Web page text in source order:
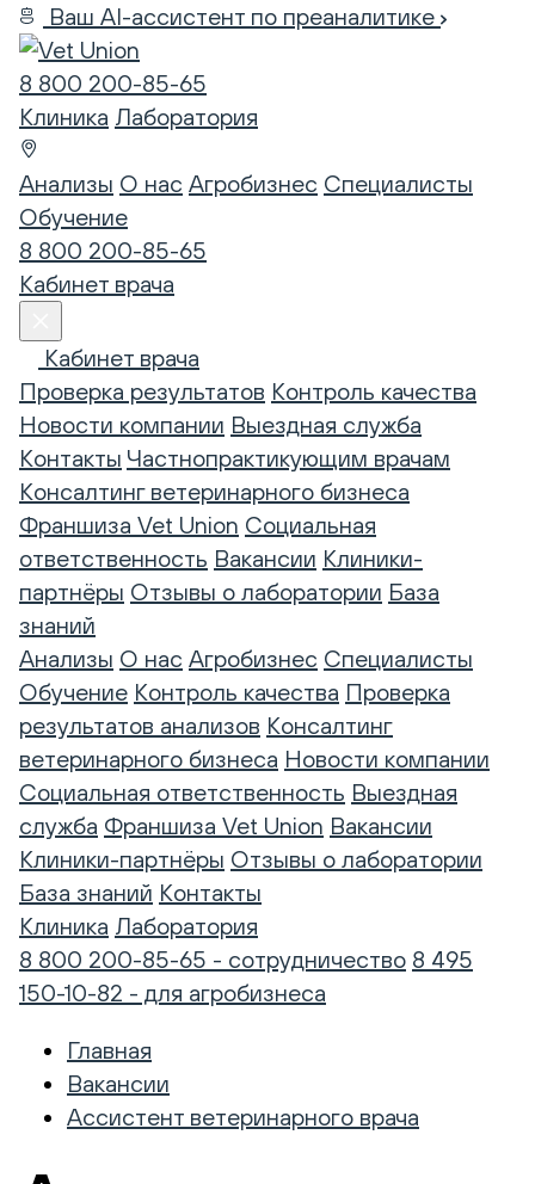
Ваш AI-ассистент по преаналитике
8 800 200-85-65
Клиника Лаборатория
Анализы О нас Агробизнес Специалисты
Обучение
8 800 200-85-65
Кабинет врача
Кабинет врача
Проверка результатов Контроль качества
Новости компании Выездная служба
Контакты Частнопрактикующим врачам
Консалтинг ветеринарного бизнеса
Франшиза Vet Union Социальная
ответственность Вакансии Клиники-
партнёры Отзывы о лаборатории База
знаний
Анализы О нас Агробизнес Специалисты
Обучение Контроль качества Проверка
результатов анализов Консалтинг
ветеринарного бизнеса Новости компании
Социальная ответственность Выездная
служба Франшиза Vet Union Вакансии
Клиники-партнёры Отзывы о лаборатории
База знаний Контакты
Клиника Лаборатория
8 800 200-85-65 - сотрудничество 8 495
150-10-82 - для агробизнеса
Главная
Вакансии
Ассистент ветеринарного врача